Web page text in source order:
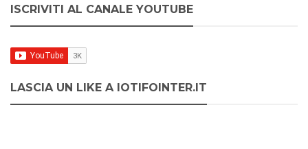
ISCRIVITI AL CANALE YOUTUBE
LASCIA UN LIKE A IOTIFOINTER.IT